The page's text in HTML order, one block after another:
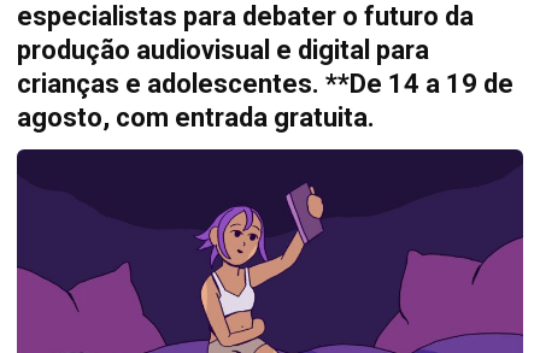
especialistas para debater o futuro da
produção audiovisual e digital para
crianças e adolescentes. **De 14 a 19 de
agosto, com entrada gratuita.